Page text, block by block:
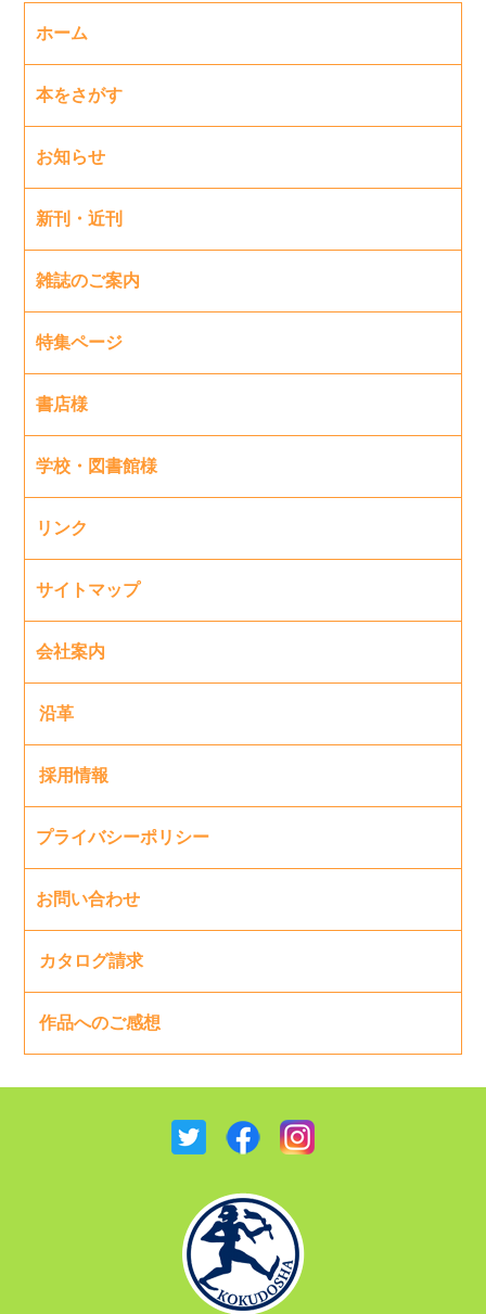
ホーム
本をさがす
お知らせ
新刊・近刊
雑誌のご案内
特集ページ
書店様
学校・図書館様
リンク
サイトマップ
会社案内
沿革
採用情報
プライバシーポリシー
お問い合わせ
カタログ請求
作品へのご感想